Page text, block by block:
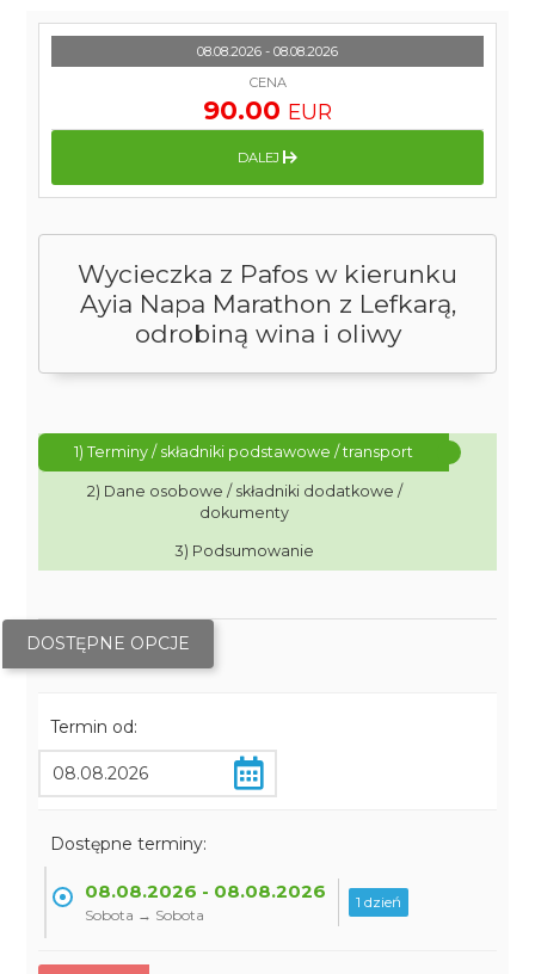
Wycieczka z Pafos w kierunku
Ayia Napa Marathon z Lefkarą,
odrobiną wina i oliwy
1) Terminy / składniki podstawowe / transport
2) Dane osobowe / składniki dodatkowe /
dokumenty
3) Podsumowanie
DOSTĘPNE OPCJE
Termin od:
Dostępne terminy:
08.08.2026 - 08.08.2026
Sobota → Sobota
1 dzień
08.08.2026 - 08.08.2026
CENA
90.00 EUR
DALEJ